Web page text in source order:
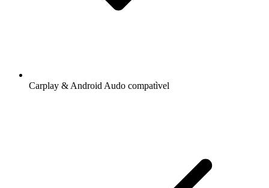
Carplay & Android Audo compatìvel